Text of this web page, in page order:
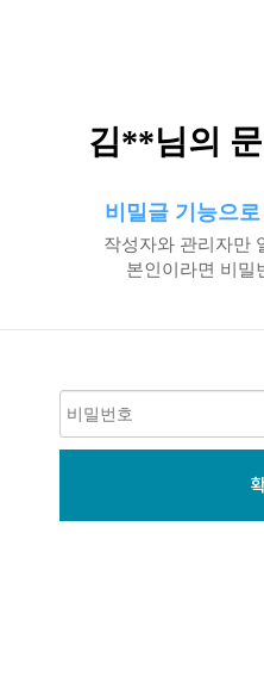
김**님의
비밀글 기능으
작성자와 관리자만
본인이라면 비밀